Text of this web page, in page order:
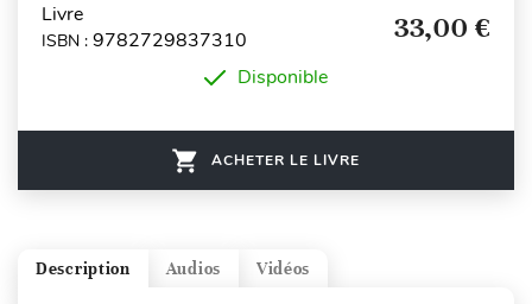
Livre
ISBN : 9782729837310 33,00 €
Disponible
ACHETER LE LIVRE
Vidéos
Audios
Description